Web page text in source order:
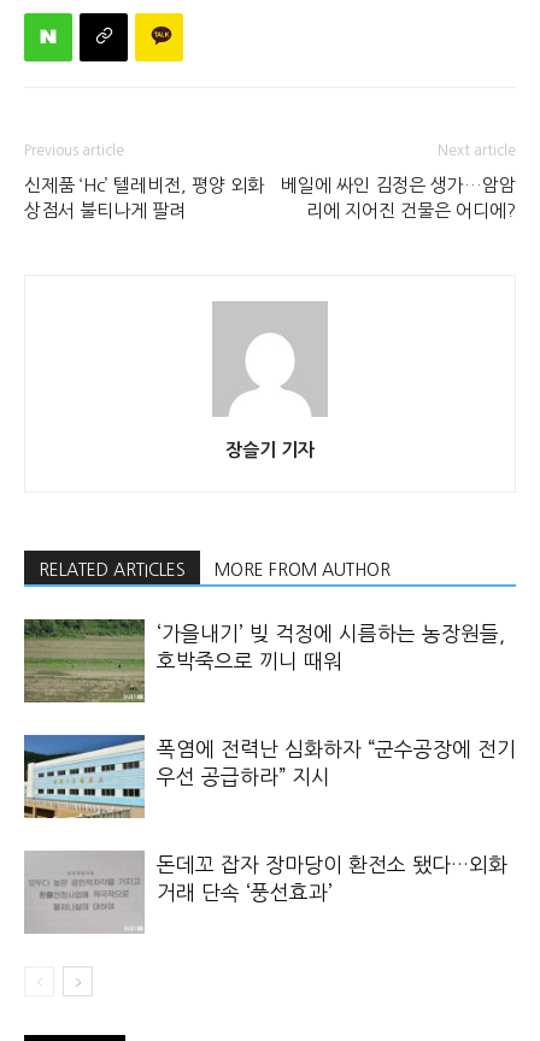
Previous article
신제품 ‘Hc’ 텔레비전, 평양 외화
상점서 불티나게 팔려
Next article
베일에 싸인 김정은 생가…암암
리에 지어진 건물은 어디에?
장슬기 기자
RELATED ARTICLES MORE FROM AUTHOR
‘가을내기’ 빚 걱정에 시름하는 농장원들,
호박죽으로 끼니 때워
폭염에 전력난 심화하자 “군수공장에 전기
우선 공급하라” 지시
돈데꼬 잡자 장마당이 환전소 됐다…외화
거래 단속 ‘풍선효과’